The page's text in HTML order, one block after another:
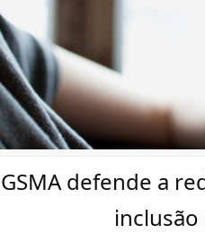
GSMA defende a